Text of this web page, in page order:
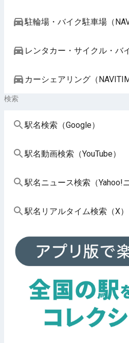
駐輪場・バイク駐車場（
レンタカー・サイクル・バ
カーシェアリング（
検索
駅名検索（Google）
駅名動画検索（YouTube）
駅名ニュース検索（Yahoo!
駅名リアルタイム検索（X）